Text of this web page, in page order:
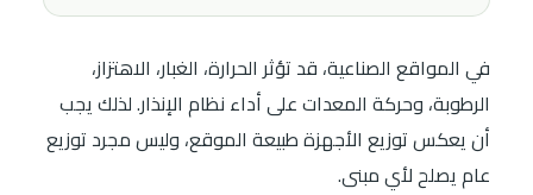
في المواقع الصناعية، قد تؤثر الحرارة، الغبار، الاهتزاز،
الرطوبة، وحركة المعدات على أداء نظام الإنذار. لذلك يجب
أن يعكس توزيع الأجهزة طبيعة الموقع، وليس مجرد توزيع
عام يصلح لأي مبنى.